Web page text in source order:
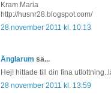
Kram Maria
http://husnr28.blogspot.com/
28 november 2011 kl. 10:13
Änglarum sa...
Hej! hittade till din fina
28 november 2011 kl. 13:59